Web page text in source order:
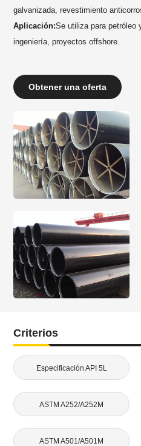
galvanizada, revestimiento
Aplicación:Se utiliza para petróleo
ingeniería, proyectos offshore.
Obtener una oferta
Criterios
Especificación API 5L
ASTM A252/A252M
ASTM A501/A501M